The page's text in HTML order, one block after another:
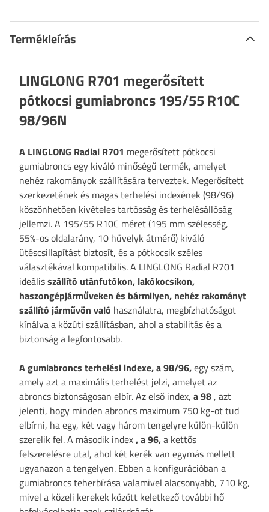
Termékleírás
LINGLONG R701 megerősített
pótkocsi gumiabroncs 195/55 R10C
98/96N
A LINGLONG Radial R701 megerősített pótkocsi
gumiabroncs egy kiváló minőségű termék, amelyet
nehéz rakományok szállítására terveztek. Megerősített
szerkezetének és magas terhelési indexének (98/96)
köszönhetően kivételes tartósság és terhelésállóság
jellemzi. A 195/55 R10C méret (195 mm szélesség,
55%-os oldalarány, 10 hüvelyk átmérő) kiváló
ütéscsillapítást biztosít, és a pótkocsik széles
választékával kompatibilis. A LINGLONG Radial R701
ideálisszállító utánfutókon, lakókocsikon,
haszongépjárműveken és bármilyen, nehéz rakományt
szállító járművön való használatra, megbízhatóságot
kínálva a közúti szállításban, ahol a stabilitás és a
biztonság a legfontosabb.
A gumiabroncs terhelési indexe, a 98/96,egy szám,
amely azt a maximális terhelést jelzi, amelyet az
abroncs biztonságosan elbír. Az első index, a 98, azt
jelenti, hogy minden abroncs maximum 750 kg-ot tud
elbírni, ha egy, két vagy három tengelyre külön-külön
szerelik fel. A második index, a 96,a kettős
felszerelésre utal, ahol két kerék van egymás mellett
ugyanazon a tengelyen. Ebben a konfigurációban a
gumiabroncs teherbírása valamivel alacsonyabb, 710 kg,
mivel a közeli kerekek között keletkező további hő